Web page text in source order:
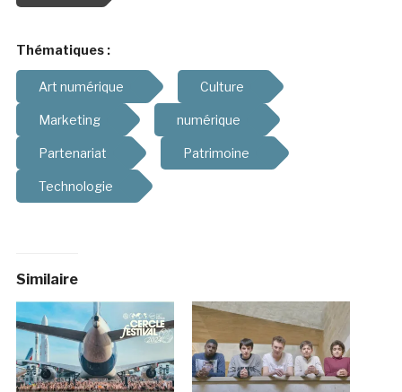
Thématiques :
Art numérique Culture
Marketing numérique
Partenariat Patrimoine
Technologie
Similaire